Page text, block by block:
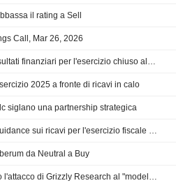
il rating a Sell
Call, Mar 26, 2026
Ceres Power Holdings plc pubblica i risultati finanziari per l'esercizio chiuso al 31 dicembre 2025
2025 a fronte di ricavi in calo
siglano una partnership strategica
Ceres Power Holdings plc fornisce la guidance sui ricavi per l'esercizio fiscale 2026
da Neutral a Buy
Le azioni di Ceres Power crollano dopo l'attacco di Grizzly Research al "modello di business difettoso"